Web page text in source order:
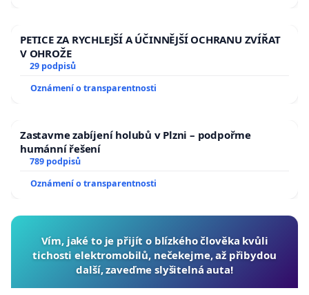
PETICE ZA RYCHLEJŠÍ A ÚČINNĚJŠÍ OCHRANU ZVÍŘAT
V OHROŽE
29 podpisů
Oznámení o transparentnosti
Zastavme zabíjení holubů v Plzni – podpořme
humánní řešení
789 podpisů
Oznámení o transparentnosti
Vím, jaké to je přijít o blízkého člověka kvůli
tichosti elektromobilů, nečekejme, až přibydou
další, zaveďme slyšitelná auta!